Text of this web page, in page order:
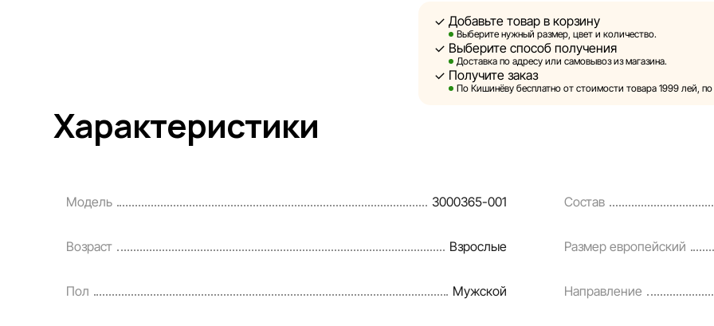
быть размещены на нашем сайте.
Sportlandia оставляет за собой право в
предварительного уведомления вносить
и потребительские свойства товаров.
порядке и без предварительного уведомления.
Наша команда регулярно проверяет и обновляет
Добавьте товар в корзину
Выберите нужный размер, цвет и количество.
Выберите способ получения
Доставка по адресу или самовывоз из магазина.
Получите заказ
По Кишинёву бесплатно от стоимости товара 1999 лей,
Характеристики
Модель 3000365-001 Состав
Возраст Взрослые Размер европейский
Пол Мужской Направление